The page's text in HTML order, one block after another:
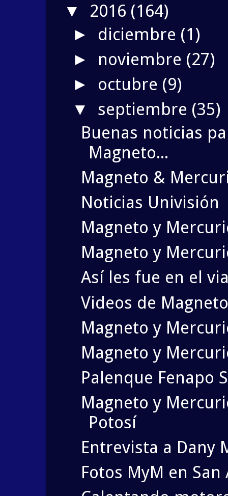
▼ 2016 (164)
► diciembre (1)
► noviembre (27)
► octubre (9)
▼ septiembre (35)
Buenas noticias
Magneto...
Magneto &
Noticias Univisión
Magneto y
Magneto y
Así les fue en el
Videos de
Magneto y
Magneto y
Palenque Fenapo
Magneto y
Potosí
Entrevista a Dany
Fotos MyM en